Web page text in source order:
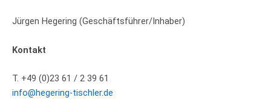
Jürgen Hegering (Geschäftsführer/Inhaber)
Kontakt
T. +49 (0)23 61 / 2 39 61
info@hegering-tischler.de